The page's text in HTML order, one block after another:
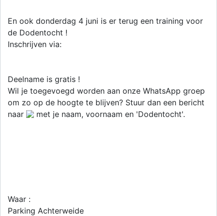
En ook donderdag 4 juni is er terug een training voor
de Dodentocht !
Inschrijven via:
Deelname is gratis !
Wil je toegevoegd worden aan onze WhatsApp groep
om zo op de hoogte te blijven? Stuur dan een bericht
naar
met je naam, voornaam en 'Dodentocht'.
Waar :
Parking Achterweide